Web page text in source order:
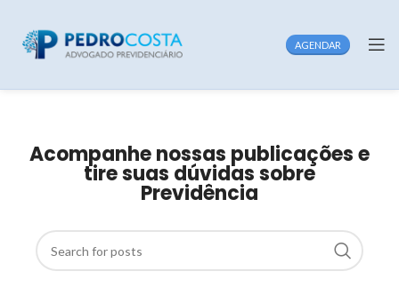
AGENDAR
Acompanhe nossas publicações e
tire suas dúvidas sobre
Previdência